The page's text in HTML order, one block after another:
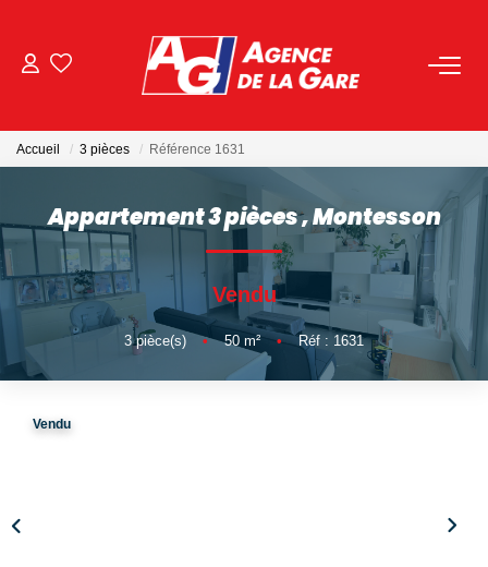
GESTION
BIENS VENDUS
NOS AGENCES
Accueil 3 pièces Référence 1631
Appartement 3 pièces,Montesson
Vendu
3pièce(s) • 50 m² • Réf : 1631
Vendu